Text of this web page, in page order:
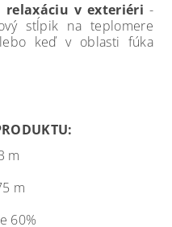
relaxáciu v exteriéri -
stĺpik na teplomere
keď v oblasti fúka
m
m
60%